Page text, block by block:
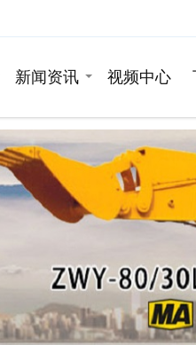
新闻资讯 视频中心